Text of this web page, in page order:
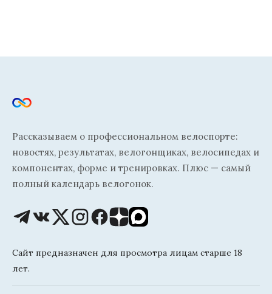
Рассказываем о профессиональном велоспорте:
новостях, результатах, велогонщиках, велосипедах и
компонентах, форме и тренировках. Плюс — самый
полный календарь велогонок.
Сайт предназначен для просмотра лицам старше 18
лет.